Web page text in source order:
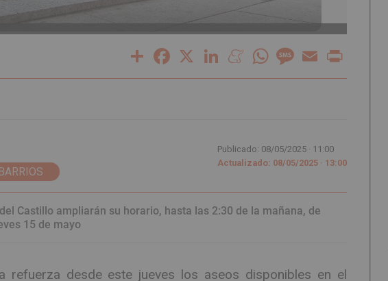
Share Facebook LinkedInMeneameWhatsAppMessage
Email
Publicado: 08/05/2025 · 11:00
Actualizado: 08/05/2025 · 13:00
Castillo ampliarán su horario, hasta las 2:30 de la mañana, de
15 de mayo
refuerza desde este jueves los aseos disponibles en el